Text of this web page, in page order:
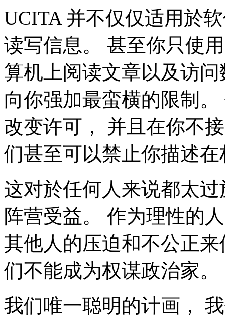
UCITA 并不仅仅适用於
读写信息。 甚至你只使
算机上阅读文章以及访
向你强加最蛮横的限制
改变许可， 并且在你不
们甚至可以禁止你描述
这对於任何人来说都太
阵营受益。 作为理性的
其他人的压迫和不公正
们不能成为权谋政治家
我们唯一聪明的计画，